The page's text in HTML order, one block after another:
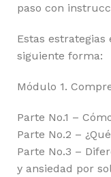
paso con
Estas
siguiente forma:
Módulo 1.
Parte No.1 –
Parte No.2 –
Parte No.3 –
y ansiedad por